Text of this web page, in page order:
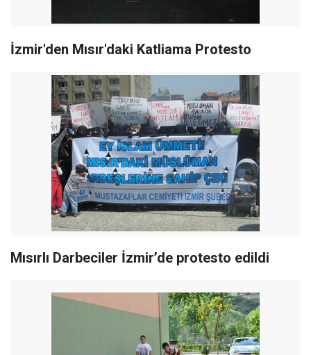
İzmir'den Mısır'daki Katliama Protesto
Mısırlı Darbeciler İzmir’de protesto edildi